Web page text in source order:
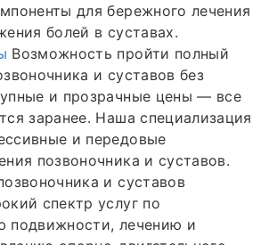
для бережного лечения
болей в суставах.
Возможность пройти полный
и суставов без
и прозрачные цены — все
заранее. Наша специализация
и передовые
позвоночника и суставов.
и суставов
спектр услуг по
подвижности, лечению и